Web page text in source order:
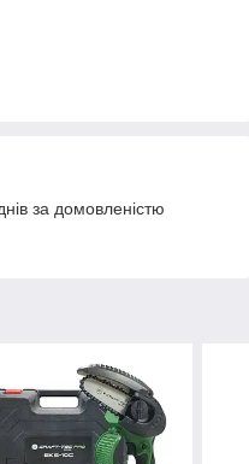
за домовленістю